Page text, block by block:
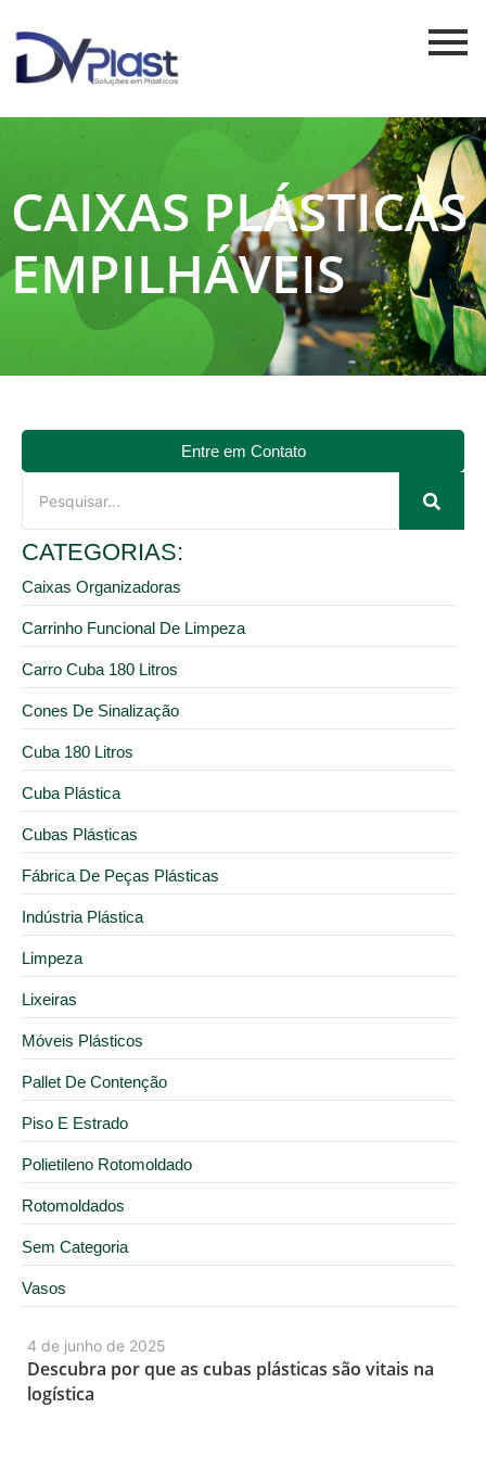
CAIXAS PLÁSTICAS
EMPILHÁVEIS
4 de junho de 2025
Descubra por que as cubas plásticas são vitais na
logística
Entre em Contato
CATEGORIAS:
Caixas Organizadoras
Carrinho Funcional De Limpeza
Carro Cuba 180 Litros
Cones De Sinalização
Cuba 180 Litros
Cuba Plástica
Cubas Plásticas
Fábrica De Peças Plásticas
Indústria Plástica
Limpeza
Lixeiras
Móveis Plásticos
Pallet De Contenção
Piso E Estrado
Polietileno Rotomoldado
Rotomoldados
Sem Categoria
Vasos